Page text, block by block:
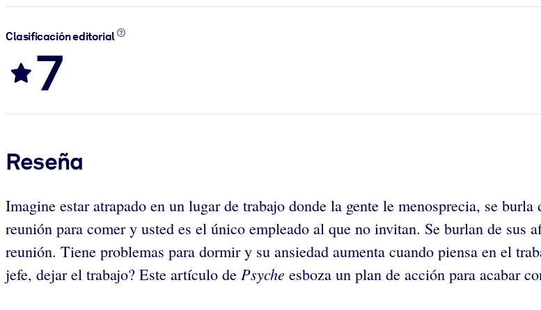
Clasificación editorial
7
Reseña
​Imagine estar atrapado en un lugar de trabajo donde la gente le menosprecia, se
reunión para comer y usted es el único empleado al que no invitan. Se burlan de sus
reunión. Tiene problemas para dormir y su ansiedad aumenta cuando piensa en el
jefe, dejar el trabajo? Este artículo de Psyche esboza un plan de acción para acabar